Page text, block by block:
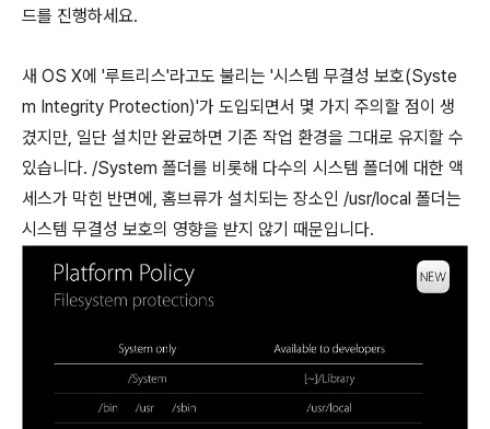
드를 진행하세요.
새 OS X에 '루트리스'라고도 불리는 '시스템 무결성 보호(Syste
m Integrity Protection)'가 도입되면서 몇 가지 주의할 점이 생
겼지만, 일단 설치만 완료하면 기존 작업 환경을 그대로 유지할 수
있습니다. /System 폴더를 비롯해 다수의 시스템 폴더에 대한 액
세스가 막힌 반면에, 홈브류가 설치되는 장소인 /usr/local 폴더는
시스템 무결성 보호의 영향을 받지 않기 때문입니다.